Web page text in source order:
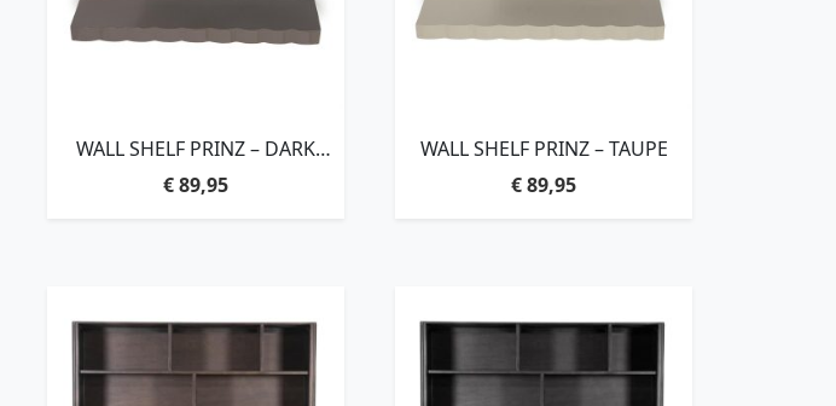
WALL SHELF PRINZ – DARK
TAUPE
€89,95
WALL SHELF PRINZ – TAUPE
€89,95